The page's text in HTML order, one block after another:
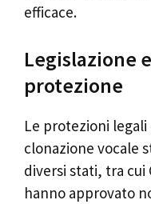
efficace.
Legislazione
protezione
Le protezioni
clonazione vocale
diversi stati, tra cui
hanno approvato